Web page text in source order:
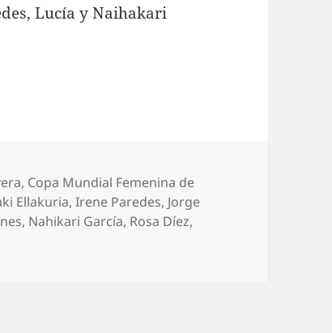
Lucía y Naihakari
, Copa Mundial Femenina de
Ellakuria,Irene Paredes, Jorge
, Nahikari García, Rosa Díez,